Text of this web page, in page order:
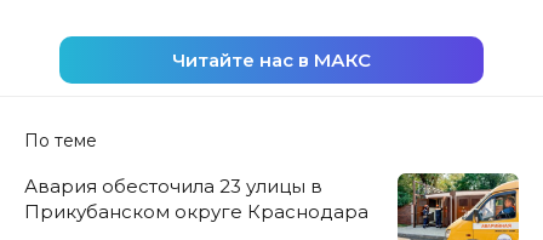
Читайте нас в МАКС
По теме
Авария обесточила 23 улицы в
Прикубанском округе Краснодара